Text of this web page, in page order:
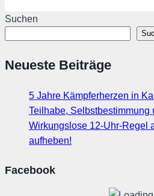
Suchen
Neueste Beiträge
5 Jahre Kämpferherzen in
Teilhabe, Selbstbestimmung
Wirkungslose 12-Uhr-Regel
aufheben!
Facebook